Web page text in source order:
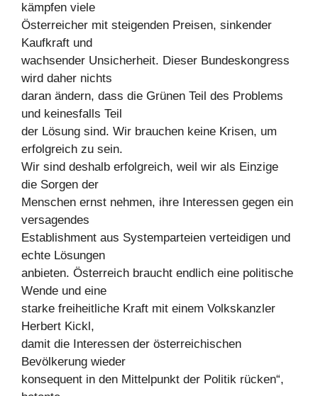
kämpfen viele
Österreicher mit steigenden Preisen, sinkender
Kaufkraft und
wachsender Unsicherheit. Dieser Bundeskongress
wird daher nichts
daran ändern, dass die Grünen Teil des Problems
und keinesfalls Teil
der Lösung sind. Wir brauchen keine Krisen, um
erfolgreich zu sein.
Wir sind deshalb erfolgreich, weil wir als Einzige
die Sorgen der
Menschen ernst nehmen, ihre Interessen gegen ein
versagendes
Establishment aus Systemparteien verteidigen und
echte Lösungen
anbieten. Österreich braucht endlich eine politische
Wende und eine
starke freiheitliche Kraft mit einem Volkskanzler
Herbert Kickl,
damit die Interessen der österreichischen
Bevölkerung wieder
konsequent in den Mittelpunkt der Politik rücken“,